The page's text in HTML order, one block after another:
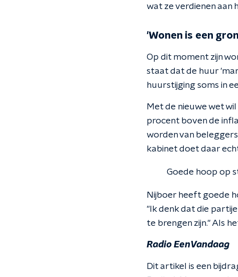
wat ze verdienen aan
'Wonen is een
Op dit moment zijn
staat dat de huur
huurstijging soms in
Met de nieuwe wet
procent boven de
worden van
kabinet doet daar
Goede hoop op
Nijboer heeft goede
"Ik denk dat die
te brengen zijn." Als
Radio EenVandaag
Dit artikel is een